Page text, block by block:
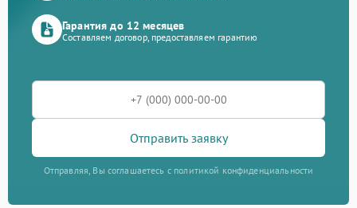
Гарантия до 12 месяцев
Составляем договор, предоставляем гарантию
Отправить заявку
Отправляя, Вы соглашаетесь с политикой конфиденциальности